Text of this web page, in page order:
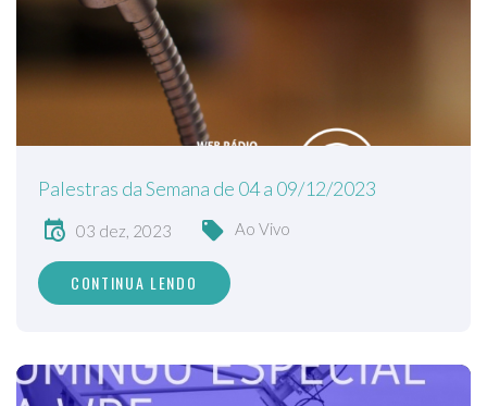
Palestras da Semana de 04 a 09/12/2023
03 dez, 2023 Ao Vivo
CONTINUA LENDO